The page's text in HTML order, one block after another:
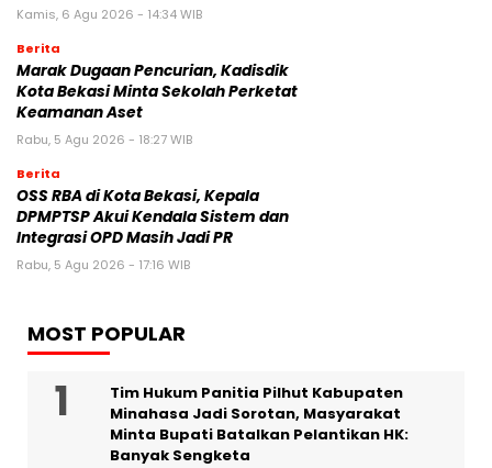
Kamis, 6 Agu 2026 - 14:34 WIB
Berita
‎Marak Dugaan Pencurian, Kadisdik
Kota Bekasi Minta Sekolah Perketat
Keamanan Aset
Rabu, 5 Agu 2026 - 18:27 WIB
Berita
‎OSS RBA di Kota Bekasi, Kepala
DPMPTSP Akui Kendala Sistem dan
Integrasi OPD Masih Jadi PR
Rabu, 5 Agu 2026 - 17:16 WIB
MOST POPULAR
Tim Hukum Panitia Pilhut Kabupaten
Minahasa Jadi Sorotan, Masyarakat
Minta Bupati Batalkan Pelantikan HK:
Banyak Sengketa